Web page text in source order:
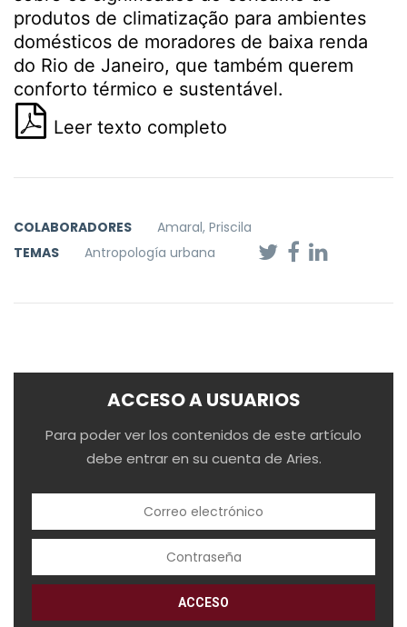
produtos de climatização para ambientes
domésticos de moradores de baixa renda
do Rio de Janeiro, que também querem
conforto térmico e sustentável.
Leer texto completo
COLABORADORES
Amaral, Priscila
TEMAS
Antropología urbana
ACCESO A USUARIOS
Para poder ver los contenidos de este artículo
debe entrar en su cuenta de Aries.